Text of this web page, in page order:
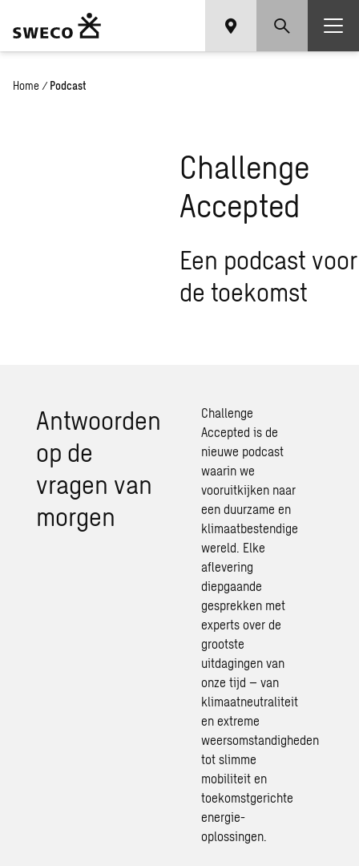
Home / Podcast
Challenge
Accepted
Een podcast voor
de toekomst
Antwoorden
op de
vragen van
morgen
Challenge
Accepted is de
nieuwe podcast
waarin we
vooruitkijken naar
een duurzame en
klimaatbestendige
wereld. Elke
aflevering
diepgaande
gesprekken met
experts over de
grootste
uitdagingen van
onze tijd – van
klimaatneutraliteit
en extreme
weersomstandigheden
tot slimme
mobiliteiten
toekomstgerichte
energie-
oplossingen.